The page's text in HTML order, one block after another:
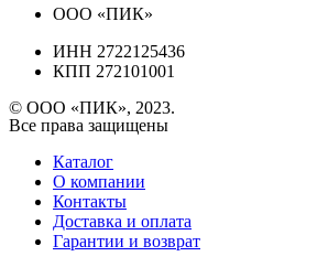
ООО «ПИК»
ИНН 2722125436
КПП 272101001
© ООО «ПИК», 2023.
Все права защищены
Каталог
О компании
Контакты
Доставка и оплата
Гарантии и возврат